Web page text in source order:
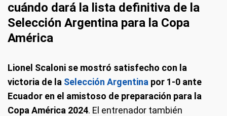
cuándo dará la lista definitiva de la
Selección Argentina para la Copa
América
Lionel Scaloni se mostró satisfecho con la
victoria de la Selección Argentina por 1-0 ante
Ecuador en el amistoso de preparación para la
Copa América 2024. El entrenador también